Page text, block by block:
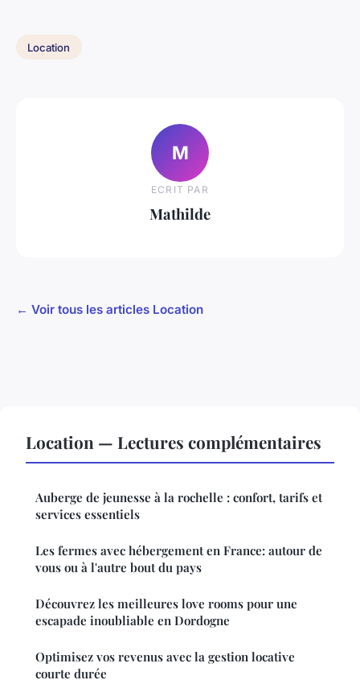
Location
M
ECRIT PAR
Mathilde
← Voir tous les articles Location
Location — Lectures complémentaires
Auberge de jeunesse à la rochelle : confort, tarifs et
services essentiels
Les fermes avec hébergement en France: autour de
vous ou à l'autre bout du pays
Découvrez les meilleures love rooms pour une
escapade inoubliable en Dordogne
Optimisez vos revenus avec la gestion locative
courte durée